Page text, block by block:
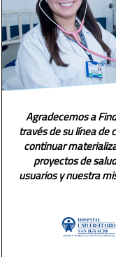
Agradecemos a
través de su línea
continuar
proyectos de
usuarios y nuestra